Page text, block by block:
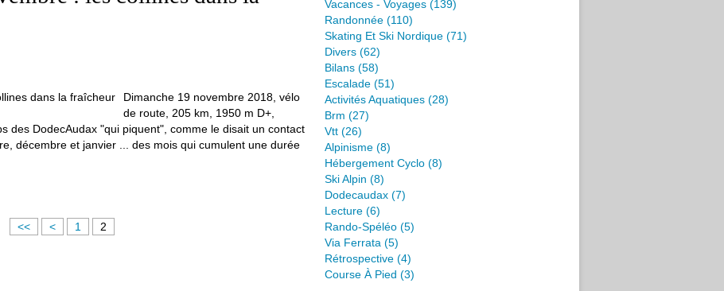
Dimanche 19 novembre 2018, vélo
de route, 205 km, 1950 m D+,
des DodecAudax "qui piquent", comme le disait un contact
décembre et janvier ... des mois qui cumulent une durée
<< < 1 2
Vacances - Voyages (139)
Randonnée (110)
Skating Et Ski Nordique (71)
Divers (62)
Bilans (58)
Escalade (51)
Activités Aquatiques (28)
Brm (27)
Vtt (26)
Alpinisme (8)
Hébergement Cyclo (8)
Ski Alpin (8)
Dodecaudax (7)
Lecture (6)
Rando-Spéléo (5)
Via Ferrata (5)
Rétrospective (4)
Course À Pied (3)